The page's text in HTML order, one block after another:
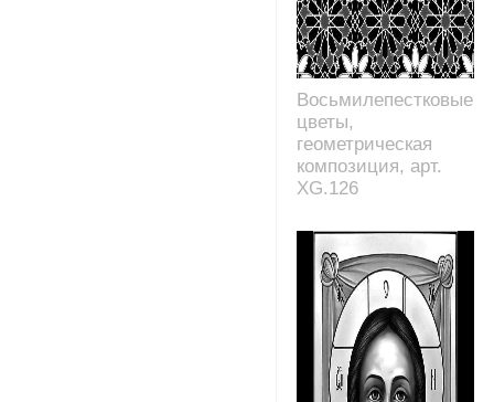
Восьмилепестковые
цветы,
геометрическая
композиция, арт.
XG.126